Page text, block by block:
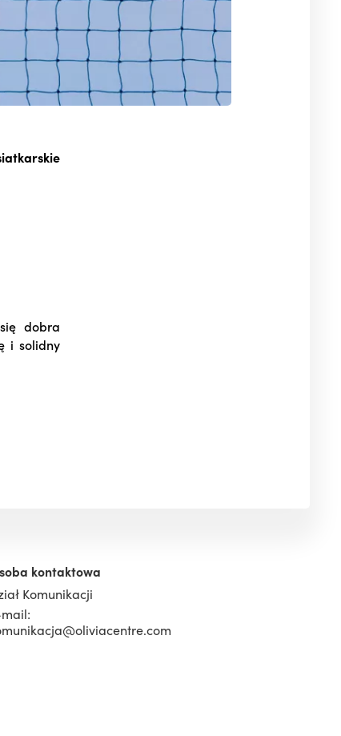
dobra
i solidny
kontaktowa
Komunikacji